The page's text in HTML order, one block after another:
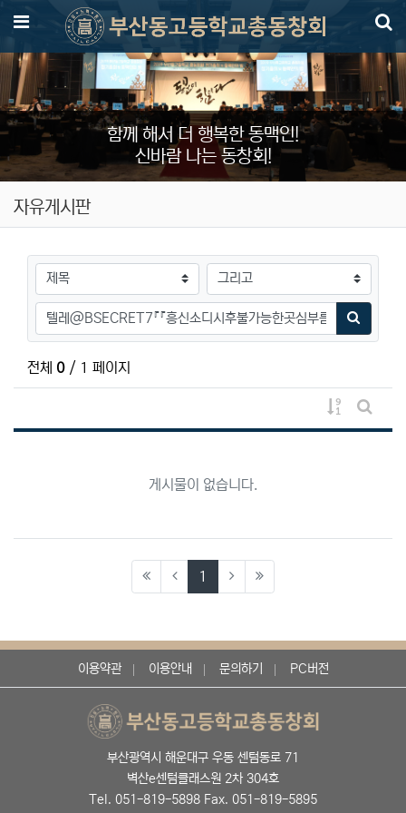
함께 해서 더 행복한 동맥인!
신바람 나는 동창회!
메뉴
자유게시판
검색대상
검색어
검색하기
전체 0 / 1 페이지
게시물 정렬
게시판
게시물이 없습니다.
1 (current)
이용약관 이용안내 문의하기 PC버전
부산광역시 해운대구 우동 센텀동로 71
벽산e센텀클래스원 2차 304호
Tel. 051-819-5898 Fax. 051-819-5895